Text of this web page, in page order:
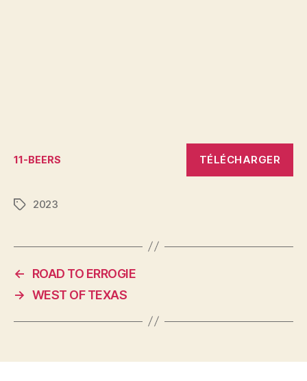
11-BEERS TÉLÉCHARGER
Étiquettes
2023
←
ROAD TO ERROGIE
→ WEST OF TEXAS